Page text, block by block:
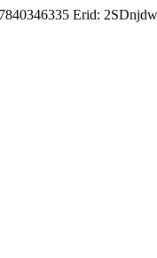
Erid: